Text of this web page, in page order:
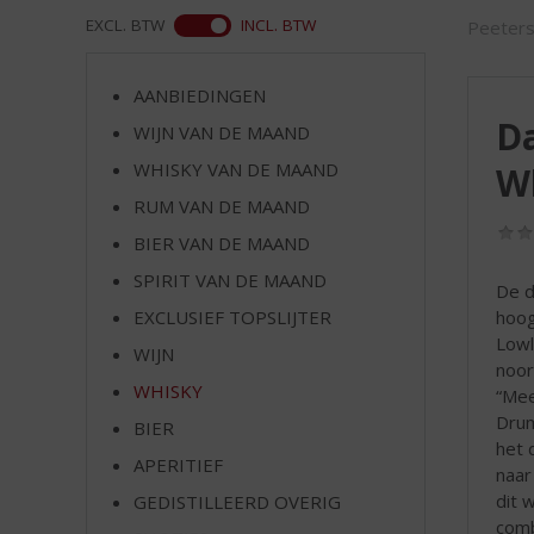
Peeters
De
het
dit
EXCL. BTW INCL. BTW
AANBIEDINGEN
WIJN VAN DE MAAND
WHISKY VAN DE MAAND
RUM VAN DE MAAND
BIER VAN DE MAAND
SPIRIT VAN DE MAAND
EXCLUSIEF TOPSLIJTER
WIJN
WHISKY
BIER
APERITIEF
GEDISTILLEERD OVERIG